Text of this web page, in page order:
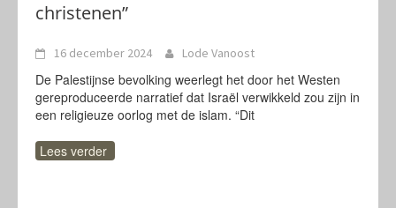
christenen”
16 december 2024 Lode Vanoost
De Palestijnse bevolking weerlegt het door het Westen
gereproduceerde narratief dat Israël verwikkeld zou zijn in
een religieuze oorlog met de islam. “Dit
Lees verder